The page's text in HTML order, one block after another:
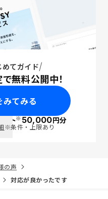
てガイド
無料公開中！
みてみる
ント※50,000円分
※条件・上限あり
の声
対応が良かったです